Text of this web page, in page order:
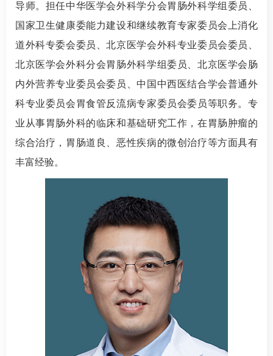
导师。担任中华医学会外科学分会胃肠外科学组委员、
国家卫生健康委能力建设和继续教育专家委员会上消化
道外科专委会委员、北京医学会外科专业委员会委员、
北京医学会外科分会胃肠外科学组委员、北京医学会肠
内外营养专业委员会委员、中国中西医结合学会普通外
科专业委员会胃食管反流病专家委员会委员等职务。专
业从事胃肠外科的临床和基础研究工作，在胃肠肿瘤的
综合治疗，胃肠道良、恶性疾病的微创治疗等方面具有
丰富经验。